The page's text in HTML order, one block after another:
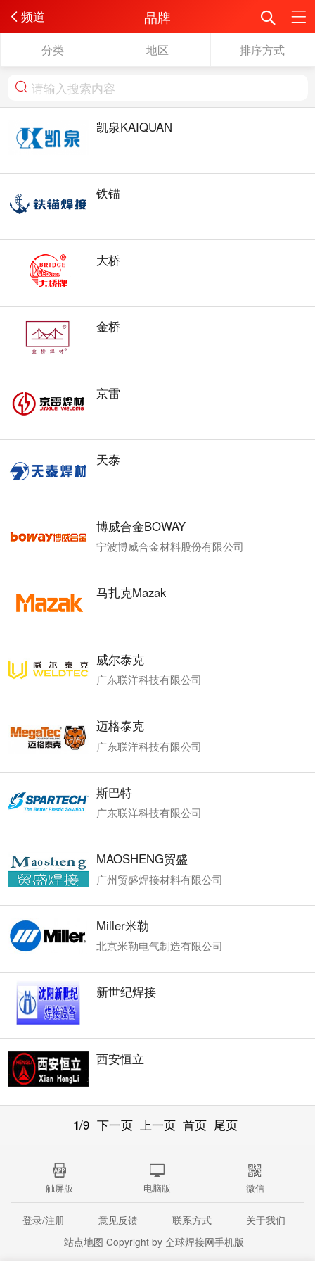
频道 品牌
分类 地区 排序方式
凯泉KAIQUAN
铁锚
大桥
金桥
京雷
天泰
博威合金BOWAY
宁波博威合金材料股份有限公司
马扎克Mazak
威尔泰克
广东联洋科技有限公司
迈格泰克
广东联洋科技有限公司
斯巴特
广东联洋科技有限公司
MAOSHENG贸盛
广州贸盛焊接材料有限公司
Miller米勒
北京米勒电气制造有限公司
新世纪焊接
西安恒立
1/9 下一页 上一页 首页 尾页
触屏版 电脑版 微信
登录/注册 意见反馈 联系方式
关于我们
站点地图 Copyright by 全球焊接网手机版